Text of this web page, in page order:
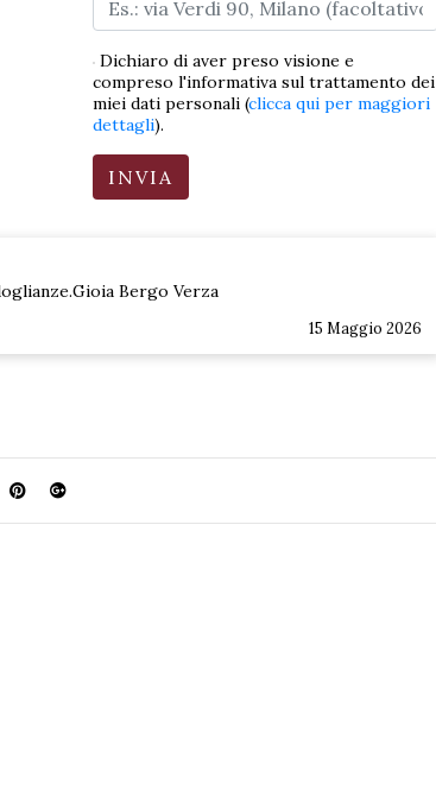
Dichiaro di aver preso visione e
compreso l'informativa sul trattamento dei
miei dati personali (clicca qui per maggiori
dettagli).
Bergo Verza
15 Maggio 2026